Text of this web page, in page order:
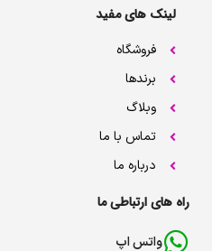
لینک های مفید
فروشگاه
برندها
وبلاگ
تماس با ما
درباره ما
راه های ارتباطی ما
واتس اپ